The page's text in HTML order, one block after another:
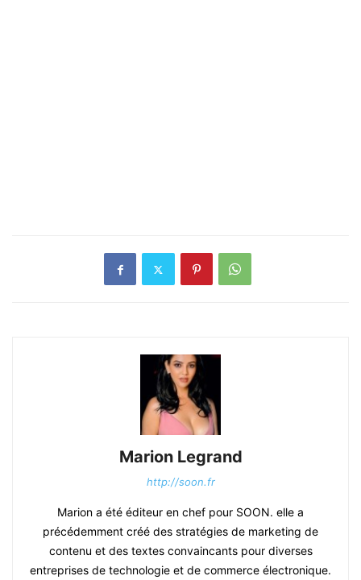
Marion Legrand
http://soon.fr
Marion a été éditeur en chef pour SOON. elle a
précédemment créé des stratégies de marketing de
contenu et des textes convaincants pour diverses
entreprises de technologie et de commerce électronique.